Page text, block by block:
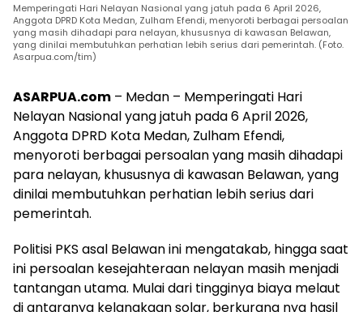
Memperingati Hari Nelayan Nasional yang jatuh pada 6 April 2026,
Anggota DPRD Kota Medan, Zulham Efendi, menyoroti berbagai persoalan
yang masih dihadapi para nelayan, khususnya di kawasan Belawan,
yang dinilai membutuhkan perhatian lebih serius dari pemerintah. (Foto.
Asarpua.com/tim)
ASARPUA.com – Medan – Memperingati Hari
Nelayan Nasional yang jatuh pada 6 April 2026,
Anggota DPRD Kota Medan, Zulham Efendi,
menyoroti berbagai persoalan yang masih dihadapi
para nelayan, khususnya di kawasan Belawan, yang
dinilai membutuhkan perhatian lebih serius dari
pemerintah.
Politisi PKS asal Belawan ini mengatakab, hingga saat
ini persoalan kesejahteraan nelayan masih menjadi
tantangan utama. Mulai dari tingginya biaya melaut
di antaranya kelangkaan solar, berkurang nya hasil